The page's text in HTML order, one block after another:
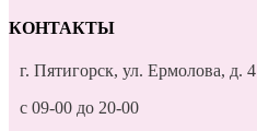
КОНТАКТЫ
г. Пятигорск, ул. Ермолова, д. 4
с 09-00 до 20-00